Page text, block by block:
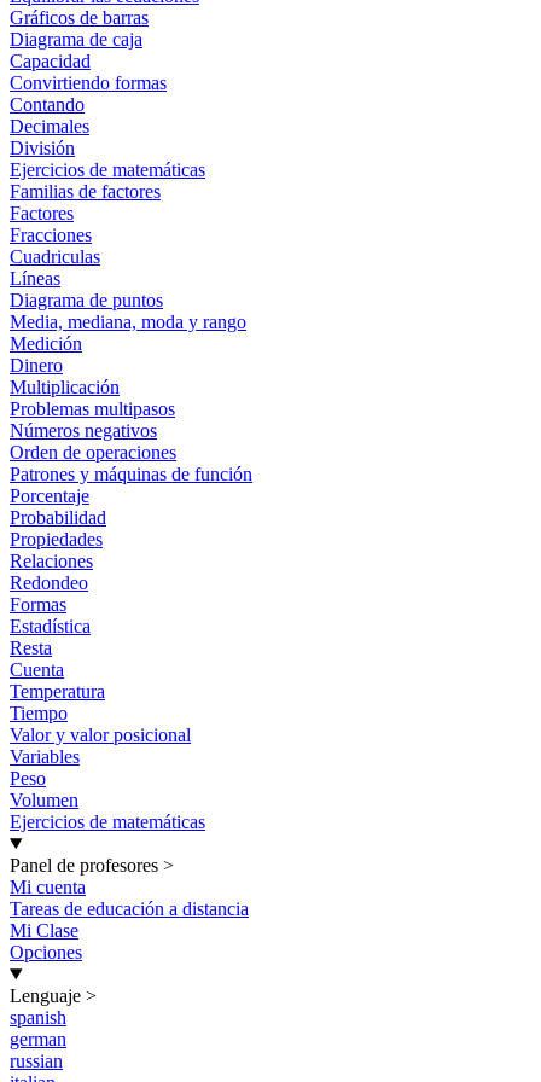
Gráficos de barras
Diagrama de caja
Capacidad
Convirtiendo formas
Contando
Decimales
División
Ejercicios de matemáticas
Familias de factores
Factores
Fracciones
Cuadriculas
Líneas
Diagrama de puntos
Media, mediana, moda y rango
Medición
Dinero
Multiplicación
Problemas multipasos
Números negativos
Orden de operaciones
Patrones y máquinas de función
Porcentaje
Probabilidad
Propiedades
Relaciones
Redondeo
Formas
Estadística
Resta
Cuenta
Temperatura
Tiempo
Valor y valor posicional
Variables
Peso
Volumen
Ejercicios de matemáticas
Panel de profesores >
Mi cuenta
Tareas de educación a distancia
Mi Clase
Opciones
Lenguaje >
spanish
german
russian